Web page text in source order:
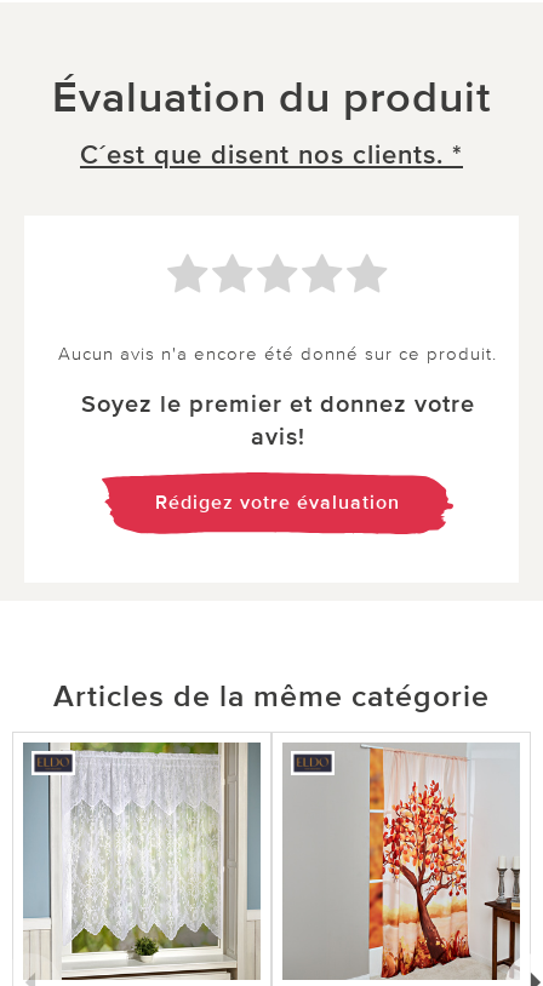
Évaluation du produit
C´est que disent nos clients. *
Aucun avis n'a encore été donné sur ce produit.
Soyez le premier et donnez votre
avis!
Rédigez votre évaluation
Articles de la même catégorie